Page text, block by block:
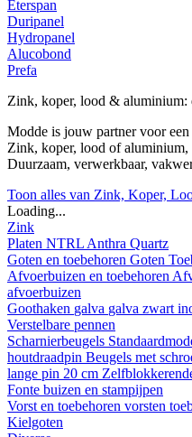
Eterspan
Duripanel
Hydropanel
Alucobond
Prefa
Zink, koper, lood & aluminium:
Modde is jouw partner voor
Zink, koper, lood of
Duurzaam, verwerkbaar,
Toon alles van Zink, Koper,
Loading...
Zink
Platen NTRL Anthra Quartz
Goten en toebehoren Goten
Afvoerbuizen en toebehoren
afvoerbuizen
Goothaken galva galva zwart
Verstelbare pennen
Scharnierbeugels
houtdraadpin Beugels met
lange pin 20 cm
Fonte buizen en stampijpen
Vorst en toebehoren vorsten
Kielgoten